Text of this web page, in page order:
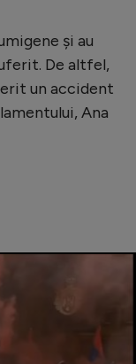
și au
De altfel,
un accident
Ana